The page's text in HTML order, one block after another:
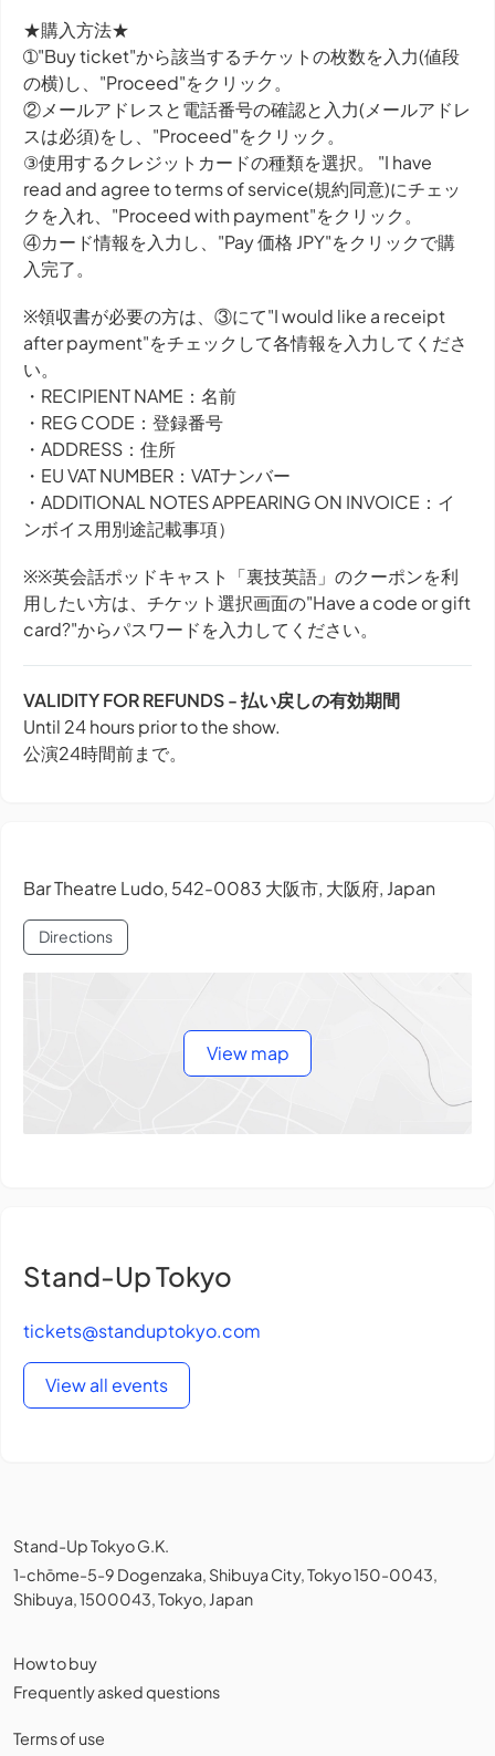
★購入方法★
➀"Buy ticket"から該当するチケットの枚数を入力(値段
の横)し、"Proceed"をクリック。
②メールアドレスと電話番号の確認と入力(メールアドレ
スは必須)をし、"Proceed"をクリック。
③使用するクレジットカードの種類を選択。 "I have
read and agree to terms of service(規約同意)にチェッ
クを入れ、"Proceed with payment"をクリック。
④カード情報を入力し、"Pay 価格 JPY"をクリックで購
入完了。
※領収書が必要の方は、③にて"I would like a receipt
after payment"をチェックして各情報を入力してくださ
い。
・RECIPIENT NAME：名前
・REG CODE：登録番号
・ADDRESS：住所
・EU VAT NUMBER：VATナンバー
・ADDITIONAL NOTES APPEARING ON INVOICE：イ
ンボイス用別途記載事項）
※※英会話ポッドキャスト「裏技英語」のクーポンを利
用したい方は、チケット選択画面の"Have a code or gift
card?"からパスワードを入力してください。
VALIDITY FOR REFUNDS - 払い戻しの有効期間
Until 24 hours prior to the show.
公演24時間前まで。
Bar Theatre Ludo, 542-0083 大阪市, 大阪府, Japan
Directions
View map
Stand-Up Tokyo
tickets@standuptokyo.com
View all events
Stand-Up Tokyo G.K.
1-chōme-5-9 Dogenzaka, Shibuya City, Tokyo 150-0043,
Shibuya, 1500043, Tokyo, Japan
How to buy
Frequently asked questions
Terms of use